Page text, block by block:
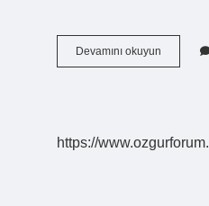
Devamını okuyun
Böceği
https://